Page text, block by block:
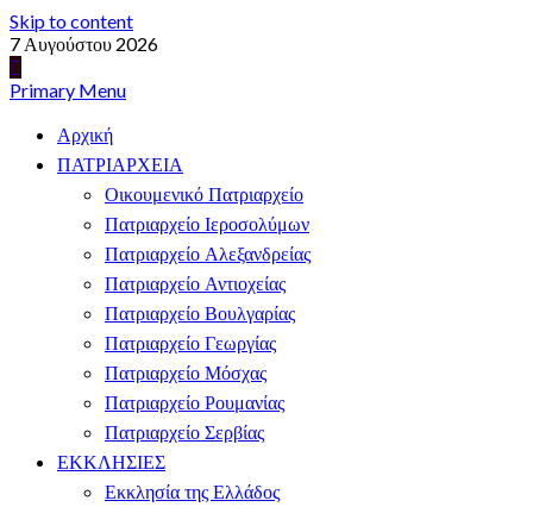
Skip to content
7 Αυγούστου 2026
Primary Menu
Αρχική
ΠΑΤΡΙΑΡΧΕΙΑ
Οικουμενικό Πατριαρχείο
Πατριαρχείο Ιεροσολύμων
Πατριαρχείο Αλεξανδρείας
Πατριαρχείο Αντιοχείας
Πατριαρχείο Βουλγαρίας
Πατριαρχείο Γεωργίας
Πατριαρχείο Μόσχας
Πατριαρχείο Ρουμανίας
Πατριαρχείο Σερβίας
ΕΚΚΛΗΣΙΕΣ
Εκκλησία της Ελλάδος